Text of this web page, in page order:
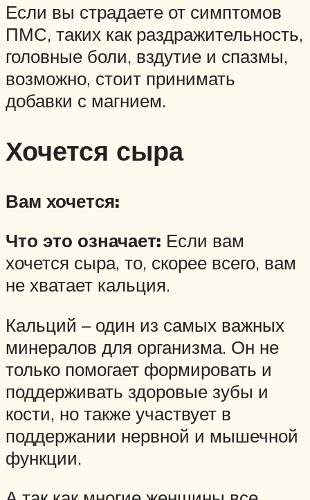
Если вы страдаете от симптомов
ПМС, таких как раздражительность,
головные боли, вздутие и спазмы,
возможно, стоит принимать
добавки с магнием.
Хочется сыра
Вам хочется:
Что это означает: Если вам
хочется сыра, то, скорее всего, вам
не хватает кальция.
Кальций – один из самых важных
минералов для организма. Он не
только помогает формировать и
поддерживать здоровые зубы и
кости, но также участвует в
поддержании нервной и мышечной
функции.